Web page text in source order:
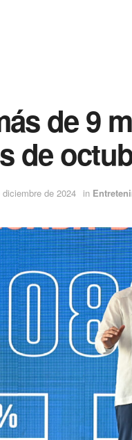
de 9
de
diciembre de 2024 in